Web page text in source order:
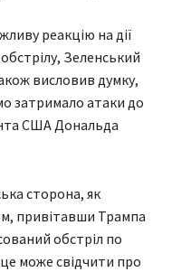
реакцію на дії
Зеленський
висловив думку,
затримало атаки до
США Дональда
сторона, як
привітавши Трампа
обстріл по
може свідчити про